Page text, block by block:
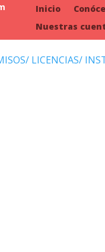
Inicio
Nuestras
LICENCIAS/